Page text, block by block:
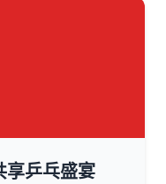
享乒乓盛宴